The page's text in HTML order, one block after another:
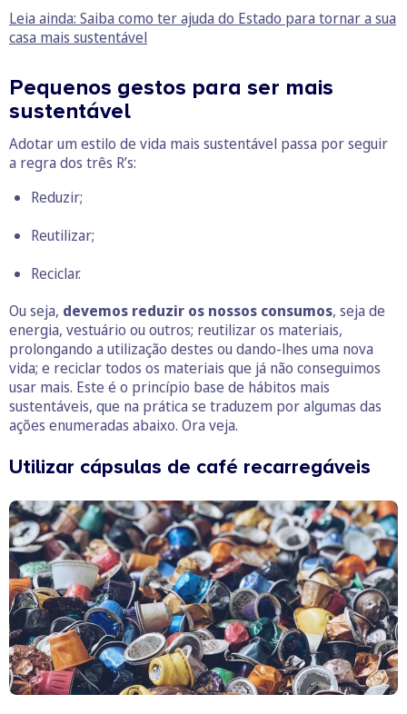
Leia ainda: Saiba como ter ajuda do Estado para tornar a sua
casa mais sustentável
Pequenos gestos para ser mais
sustentável
Adotar um estilo de vida mais sustentável passa por seguir
a regra dos três R’s:
Reduzir;
Reutilizar;
Reciclar.
Ou seja, devemos reduzir os nossos consumos, seja de
energia, vestuário ou outros; reutilizar os materiais,
prolongando a utilização destes ou dando-lhes uma nova
vida; e reciclar todos os materiais que já não conseguimos
usar mais. Este é o princípio base de hábitos mais
sustentáveis, que na prática se traduzem por algumas das
ações enumeradas abaixo. Ora veja.
Utilizar cápsulas de café recarregáveis